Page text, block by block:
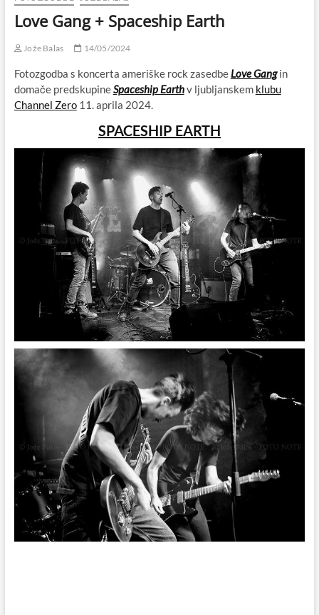
Love Gang + Spaceship Earth
Jože Balas 14/05/2024
Fotozgodba s koncerta ameriške rock zasedbeLove Gangin
domače predskupineSpaceship Earthv ljubljanskem klubu
Channel Zero11. aprila 2024.
SPACESHIP EARTH